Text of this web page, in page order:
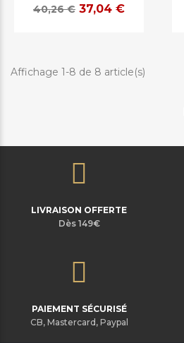
40,26 € 37,04 €
Affichage 1-8 de 8 article(s)
LIVRAISON OFFERTE
Dès 149€
PAIEMENT SÉCURISÉ
CB, Mastercard, Paypal